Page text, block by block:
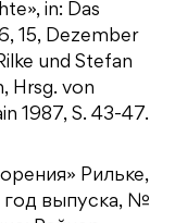
in: Das
15, Dezember
und Stefan
Hrsg. von
1987, S. 43-47.
Рильке,
год выпуска, №